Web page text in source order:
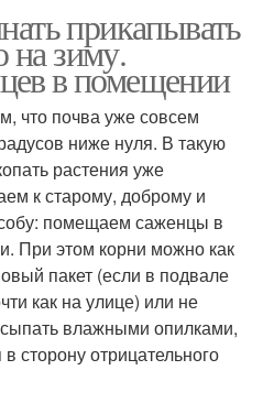
прикапывать
зиму.
в помещении
что почва уже совсем
ниже нуля. В такую
растения уже
к старому, доброму и
помещаем саженцы в
При этом корни можно как
пакет (если в подвале
как на улице) или не
влажными опилками,
сторону отрицательного